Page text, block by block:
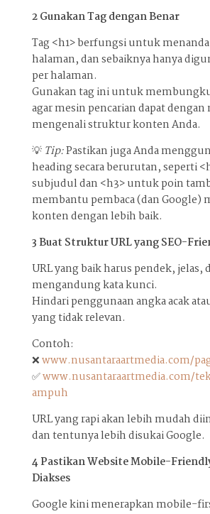
2️ Gunakan Tag dengan Benar
Tag <h1> berfungsi untuk
halaman, dan sebaiknya hanya
per halaman.
Gunakan tag ini untuk
agar mesin pencarian dapat dengan
mengenali struktur konten Anda.
💡 Tip:Pastikan juga Anda
heading secara berurutan, seperti
subjudul dan <h3> untuk poin
membantu pembaca (dan Google)
konten dengan lebih baik.
3️ Buat Struktur URL yang SEO-
URL yang baik harus pendek, jelas,
mengandung kata kunci.
Hindari penggunaan angka acak
yang tidak relevan.
Contoh:
❌www.nusantaraartmedia.com/
✅www.nusantaraartmedia.com/
ampuh
URL yang rapi akan lebih mudah
dan tentunya lebih disukai Google.
4️ Pastikan Website Mobile-
Diakses
Google kini menerapkan mobile-